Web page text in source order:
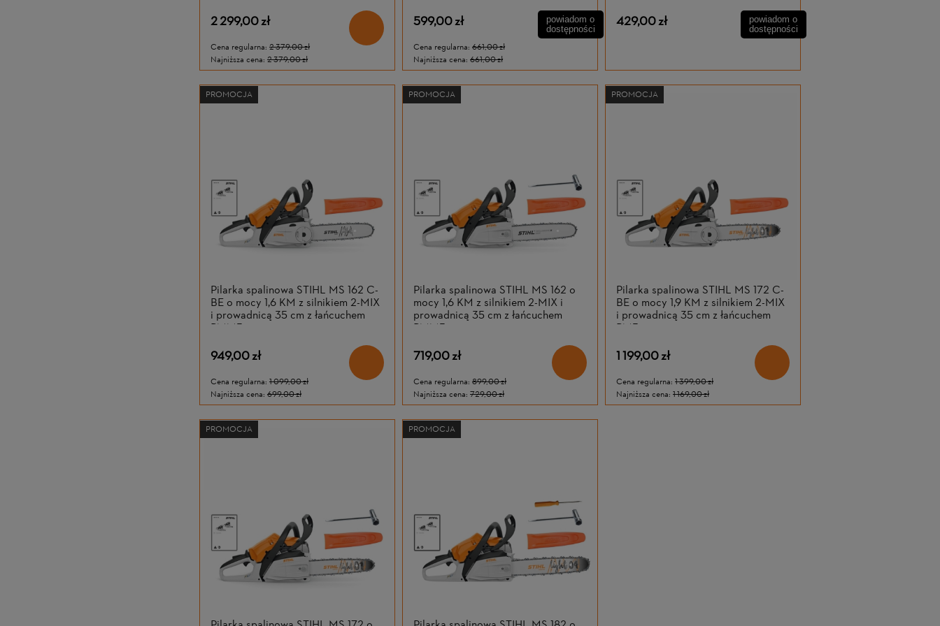
2 299,00 zł
Cena regularna: 2 379,00 zł
Najniższa cena: 2 379,00 zł
599,00 zł
Cena regularna: 661,00 zł
Najniższa cena: 661,00 zł
powiadom o
dostępności
429,00 zł
powiadom o
dostępności
Pilarka spalinowa STIHL MS 162 C-
BE o mocy 1,6 KM z silnikiem 2-MIX
i prowadnicą 35 cm z łańcuchem
PMM3
949,00 zł
Cena regularna: 1 099,00 zł
Najniższa cena: 699,00 zł
PROMOCJA
Pilarka spalinowa STIHL MS 162 o
mocy 1,6 KM z silnikiem 2-MIX i
prowadnicą 35 cm z łańcuchem
PMM3
719,00 zł
Cena regularna: 899,00 zł
Najniższa cena: 729,00 zł
PROMOCJA
Pilarka spalinowa STIHL MS 172 C-
BE o mocy 1,9 KM z silnikiem 2-MIX
i prowadnicą 35 cm z łańcuchem
PM3
1 199,00 zł
Cena regularna: 1 399,00 zł
Najniższa cena: 1 169,00 zł
PROMOCJA
PROMOCJA PROMOCJA